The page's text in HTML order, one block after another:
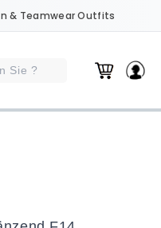
& Teamwear Outfits